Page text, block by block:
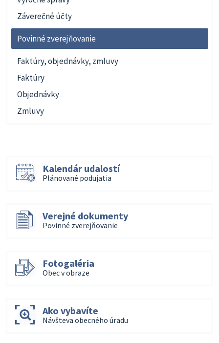
Záverečné účty
Povinné zverejňovanie
Faktúry, objednávky, zmluvy
Faktúry
Objednávky
Zmluvy
Kalendár udalostí
Plánované podujatia
Verejné dokumenty
Povinné zverejňovanie
Fotogaléria
Obec v obraze
Ako vybavíte
Návšteva obecného úradu